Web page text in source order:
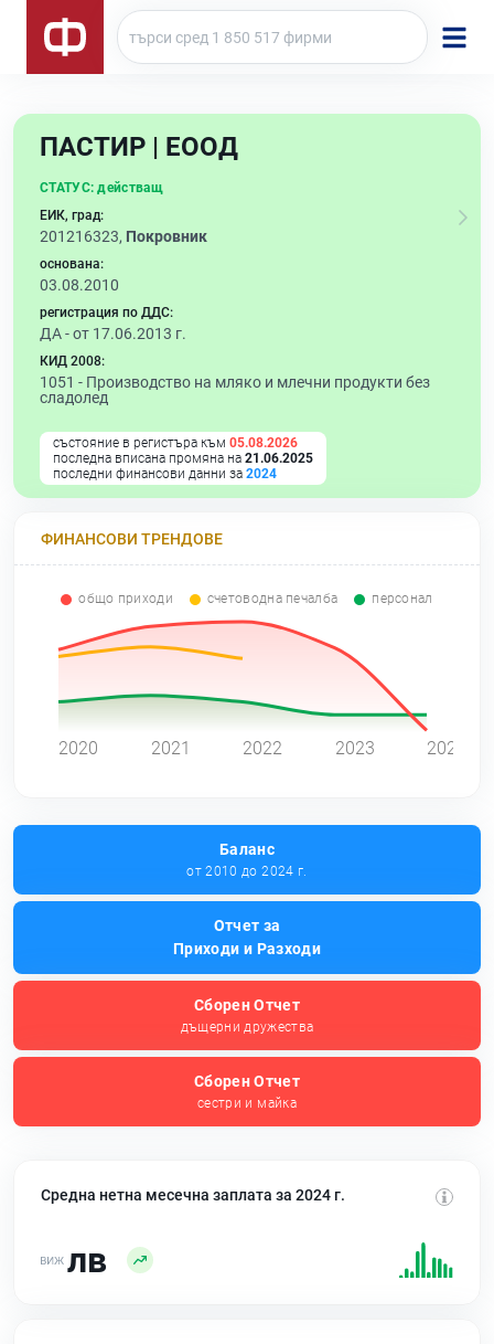
ПАСТИР | ЕООД
СТАТУС: действащ
ЕИК, град:
201216323, Покровник
основана:
03.08.2010
регистрация по ДДС:
ДА - от 17.06.2013 г.
КИД 2008:
1051 - Производство на мляко и млечни продукти без
сладолед
състояние в регистъра към 05.08.2026
последна вписана промяна на 21.06.2025
последни финансови данни за 2024
ФИНАНСОВИ ТРЕНДОВЕ
общо приходи счетоводна печалба персонал
2020 2021 2022 2023 2024
Баланс
от 2010 до 2024 г.
Отчет за
Приходи и Разходи
Сборен Отчет
дъщерни дружества
Сборен Отчет
сестри и майка
Средна нетна месечна заплата за 2024 г.
лв